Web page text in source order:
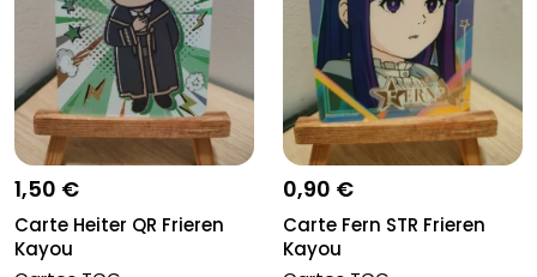
1,50 €
Carte Heiter QR Frieren
Kayou
0,90 €
Carte Fern STR Frieren
Kayou